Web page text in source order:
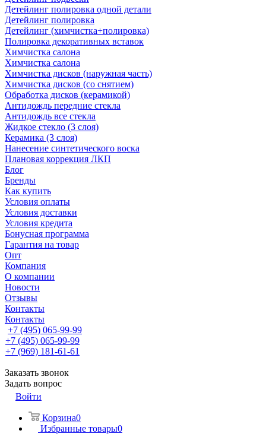
Детейлинг полировка одной детали
Детейлинг полировка
Детейлинг (химчистка+полировка)
Полировка декоративных вставок
Химчистка салона
Химчистка салона
Химчистка дисков (наружная часть)
Химчистка дисков (со снятием)
Обработка дисков (керамикой)
Антидождь передние стекла
Антидождь все стекла
Жидкое стекло (3 слоя)
Керамика (3 слоя)
Нанесение синтетического воска
Плановая коррекция ЛКП
Блог
Бренды
Как купить
Условия оплаты
Условия доставки
Условия кредита
Бонусная программа
Гарантия на товар
Опт
Компания
О компании
Новости
Отзывы
Контакты
Контакты
+7 (495) 065-99-99
+7 (495) 065-99-99
+7 (969) 181-61-61
Заказать звонок
Задать вопрос
Войти
Корзина0
Избранные товары0